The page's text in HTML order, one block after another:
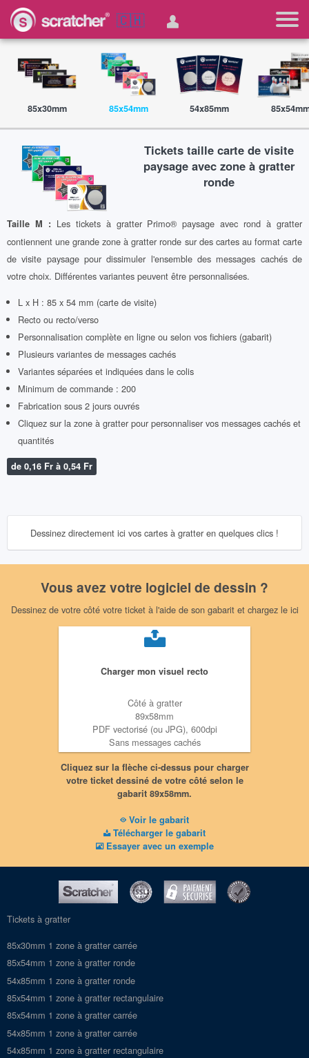
🇨🇭
85x30mm 85x54mm 54x85mm
Tickets taille carte de visite
paysage avec zone à gratter
ronde
Taille M : Les tickets à gratter Primo® paysage avec rond à gratter
contiennent une grande zone à gratter ronde sur des cartes au format carte
de visite paysage pour dissimuler l'ensemble des messages cachés de
votre choix. Différentes variantes peuvent être personnalisées.
L x H : 85 x 54 mm (carte de visite)
Recto ou recto/verso
Personnalisation complète en ligne ou selon vos fichiers (gabarit)
Plusieurs variantes de messages cachés
Variantes séparées et indiquées dans le colis
Minimum de commande : 200
Fabrication sous 2 jours ouvrés
Cliquez sur la zone à gratter pour personnaliser vos messages cachés et
quantités
de 0,16 Fr à 0,54 Fr
Dessinez directement ici vos cartes à gratter en quelques clics !
Vous avez votre logiciel de dessin ?
Dessinez de votre côté votre ticket à l'aide de son gabarit et chargez le ici
Charger mon visuel recto
Côté à gratter
89x58mm
PDF vectorisé (ou JPG), 600dpi
Sans messages cachés
Sans traits de coupe
Cliquez sur la flèche ci-dessus pour charger
votre ticket dessiné de votre côté selon le
gabarit 89x58mm.
Voir le gabarit
Télécharger le gabarit
Essayer avec un exemple
Tickets à gratter
85x30mm 1 zone à gratter carrée
85x54mm 1 zone à gratter ronde
54x85mm 1 zone à gratter ronde
85x54mm 1 zone à gratter rectangulaire
85x54mm 1 zone à gratter carrée
54x85mm 1 zone à gratter carrée
54x85mm 1 zone à gratter rectangulaire